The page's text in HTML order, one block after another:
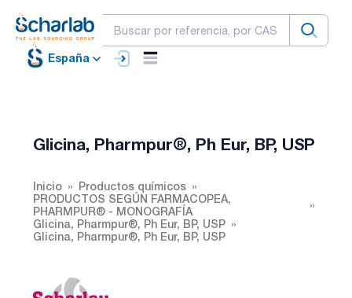
España
Glicina, Pharmpur®, Ph Eur, BP, USP
Inicio
Productos químicos
PRODUCTOS SEGÚN FARMACOPEA,
PHARMPUR® - MONOGRAFÍA
Glicina, Pharmpur®, Ph Eur, BP, USP
Glicina, Pharmpur®, Ph Eur, BP, USP